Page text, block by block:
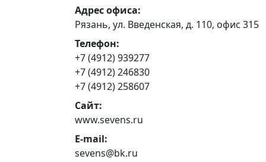
Адрес офиса:
Рязань, ул. Введенская, д. 110, офис 315
Телефон:
+7 (4912) 939277
+7 (4912) 246830
+7 (4912) 258607
Сайт:
www.sevens.ru
E-mail:
sevens@bk.ru